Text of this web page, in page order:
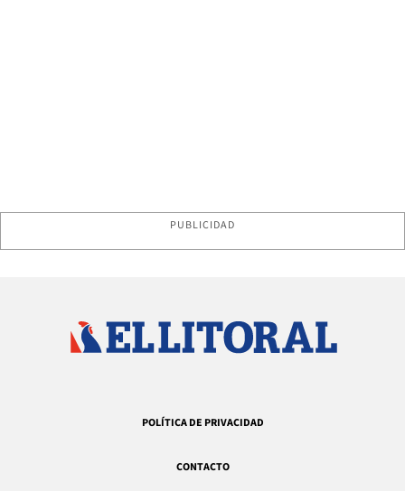
PUBLICIDAD
POLÍTICA DE PRIVACIDAD
CONTACTO